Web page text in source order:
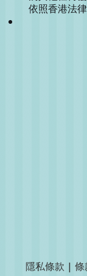
依照香港法律
隱私條款 |